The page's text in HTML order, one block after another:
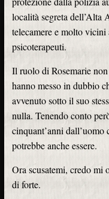
località segreta dell’Alta
telecamere e molto
psicoterapeuti.
Il ruolo di Rosemarie
hanno messo in dubbio
avvenuto sotto il suo
nulla. Tenendo conto
cinquant’anni dall’uomo
potrebbe anche essere.
Ora scusatemi, credo mi
di forte.